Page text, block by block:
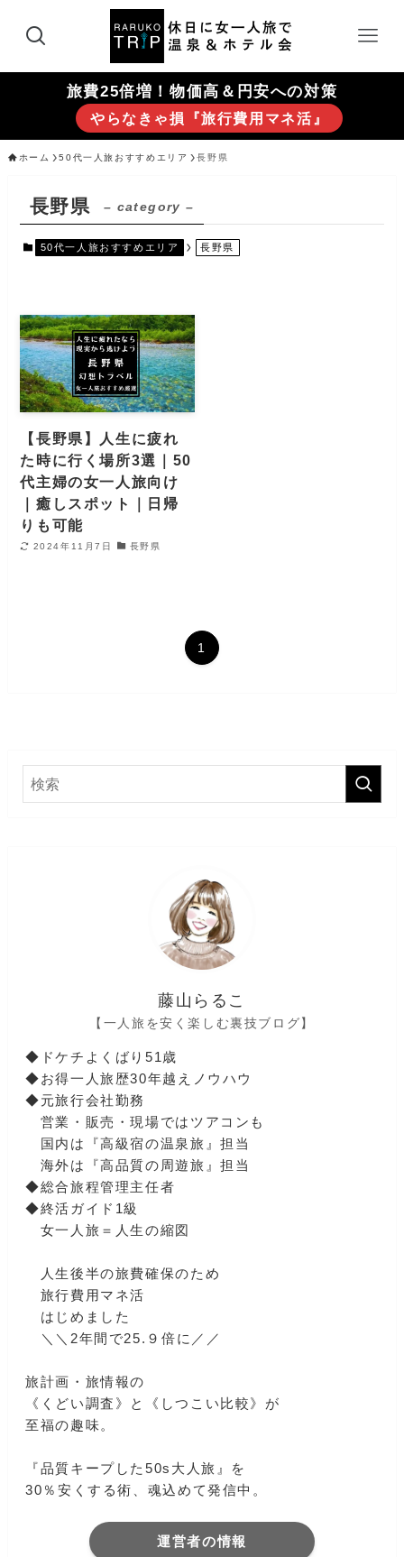
旅費25倍増！物価高＆円安への対策
やらなきゃ損『旅行費用マネ活』
ホーム 50代一人旅おすすめエリア 長野県
長野県 – category –
50代一人旅おすすめエリア 長野県
【長野県】人生に疲れ
た時に行く場所3選｜50
代主婦の女一人旅向け
｜癒しスポット｜日帰
りも可能
2024年11月7日 長野県
1
藤山らるこ
【一人旅を安く楽しむ裏技ブログ】
◆ドケチよくばり51歳
◆お得一人旅歴30年越えノウハウ
◆元旅行会社勤務
営業・販売・現場ではツアコンも
国内は『高級宿の温泉旅』担当
海外は『高品質の周遊旅』担当
◆総合旅程管理主任者
◆終活ガイド1級
女一人旅＝人生の縮図
人生後半の旅費確保のため
旅行費用マネ活
はじめました
＼＼2年間で25.９倍に／／
旅計画・旅情報の
《くどい調査》と《しつこい比較》が
至福の趣味。
『品質キープした50s大人旅』を
30％安くする術、魂込めて発信中。
運営者の情報